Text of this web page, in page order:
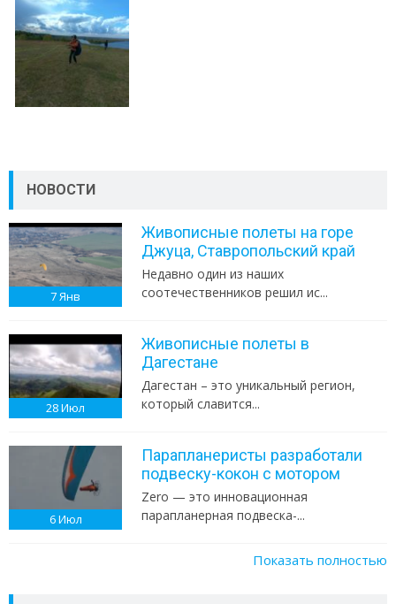
НОВОСТИ
7Янв
Живописные полеты на горе
Джуца, Ставропольский край
Недавно один из наших
соотечественников решил ис...
28Июл
Живописные полеты в
Дагестане
Дагестан – это уникальный регион,
который славится...
6Июл
Парапланеристы разработали
подвеску-кокон с мотором
Zero — это инновационная
парапланерная подвеска-...
Показать полностью